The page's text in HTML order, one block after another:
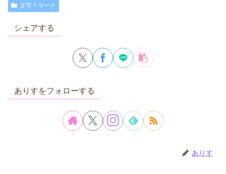
文字＊マーク
シェアする
ありすをフォローする
ありす